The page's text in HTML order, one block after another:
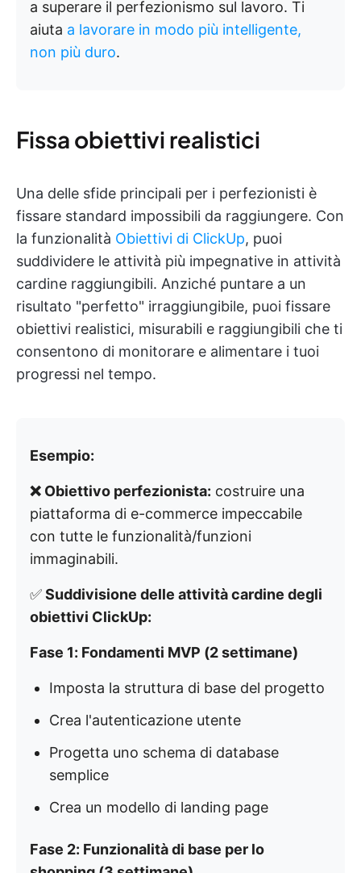
a superare il perfezionismo sul lavoro. Ti
aiuta a lavorare in modo più intelligente,
non più duro.
Fissa obiettivi realistici
Una delle sfide principali per i perfezionisti è
fissare standard impossibili da raggiungere. Con
la funzionalità Obiettivi di ClickUp, puoi
suddividere le attività più impegnative in attività
cardine raggiungibili. Anziché puntare a un
risultato "perfetto" irraggiungibile, puoi fissare
obiettivi realistici, misurabili e raggiungibili che ti
consentono di monitorare e alimentare i tuoi
progressi nel tempo.
Esempio:
❌ Obiettivo perfezionista: costruire una
piattaforma di e-commerce impeccabile
con tutte le funzionalità/funzioni
immaginabili.
✅Suddivisione delle attività cardine degli
obiettivi ClickUp:
Fase 1: Fondamenti MVP (2 settimane)
Imposta la struttura di base del progetto
Crea l'autenticazione utente
Progetta uno schema di database
semplice
Crea un modello di landing page
Fase 2: Funzionalità di base per lo